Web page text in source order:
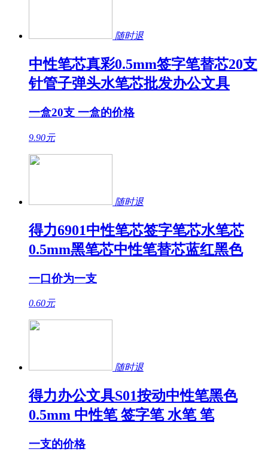
随时退
中性笔芯真彩0.5mm签字笔替芯20支
针管子弹头水笔芯批发办公文具
一盒20支 一盒的价格
9.90元
随时退
得力6901中性笔芯签字笔芯水笔芯
0.5mm黑笔芯中性笔替芯蓝红黑色
一口价为一支
0.60元
随时退
得力办公文具S01按动中性笔黑色
0.5mm 中性笔 签字笔 水笔 笔
一支的价格